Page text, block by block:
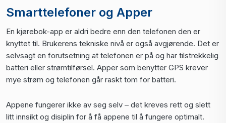
Smarttelefoner og Apper
En kjørebok-app er aldri bedre enn den telefonen den er
knyttet til. Brukerens tekniske nivå er også avgjørende. Det er
selvsagt en forutsetning at telefonen er på og har tilstrekkelig
batteri eller strømtilførsel. Apper som benytter GPS krever
mye strøm og telefonen går raskt tom for batteri.
Appene fungerer ikke av seg selv – det kreves rett og slett
litt innsikt og disiplin for å få appene til å fungere optimalt.